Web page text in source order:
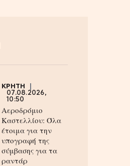
ΚΡΗΤΗ
07.08.2026,
10:50
Αεροδρόμιο
Καστελλίου: Όλα
έτοιμα για την
υπογραφή της
σύμβασης για τα
ραντάρ